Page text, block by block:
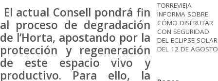
El actual Consell pondrá fin
al proceso de degradación
de l’Horta, apostando por la
protección y regeneración
de este espacio vivo y
productivo. Para ello, la
TORREVIEJA
INFORMA SOBRE
CÓMO DISFRUTAR
CON SEGURIDAD
DEL ECLIPSE SOLAR
DEL 12 DE AGOSTO